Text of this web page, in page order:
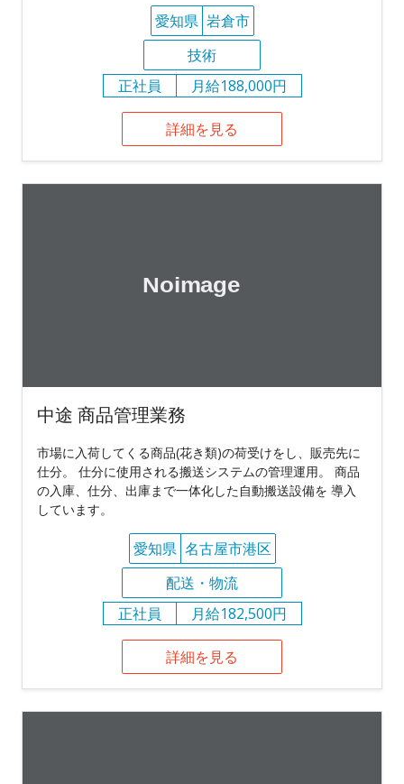
愛知県 岩倉市
技術
正社員
月給188,000円
詳細を見る
中途 商品管理業務
市場に入荷してくる商品(花き類)の荷受けをし、販売先に
仕分。 仕分に使用される搬送システムの管理運用。 商品
の入庫、仕分、出庫まで一体化した自動搬送設備を 導入
しています。
愛知県 名古屋市港区
配送・物流
正社員
月給182,500円
詳細を見る